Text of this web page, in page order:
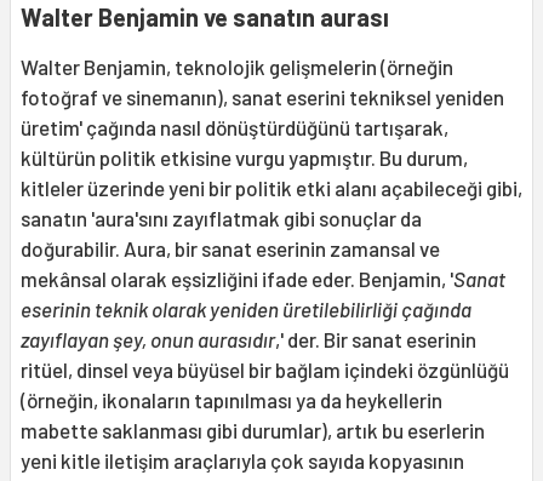
Walter Benjamin ve sanatın aurası
Walter Benjamin, teknolojik gelişmelerin (örneğin
fotoğraf ve sinemanın), sanat eserini tekniksel yeniden
üretim' çağında nasıl dönüştürdüğünü tartışarak,
kültürün politik etkisine vurgu yapmıştır. Bu durum,
kitleler üzerinde yeni bir politik etki alanı açabileceği gibi,
sanatın 'aura'sını zayıflatmak gibi sonuçlar da
doğurabilir. Aura, bir sanat eserinin zamansal ve
mekânsal olarak eşsizliğini ifade eder. Benjamin, 'Sanat
eserinin teknik olarak yeniden üretilebilirliği çağında
zayıflayan şey, onun aurasıdır,' der. Bir sanat eserinin
ritüel, dinsel veya büyüsel bir bağlam içindeki özgünlüğü
(örneğin, ikonaların tapınılması ya da heykellerin
mabette saklanması gibi durumlar), artık bu eserlerin
yeni kitle iletişim araçlarıyla çok sayıda kopyasının